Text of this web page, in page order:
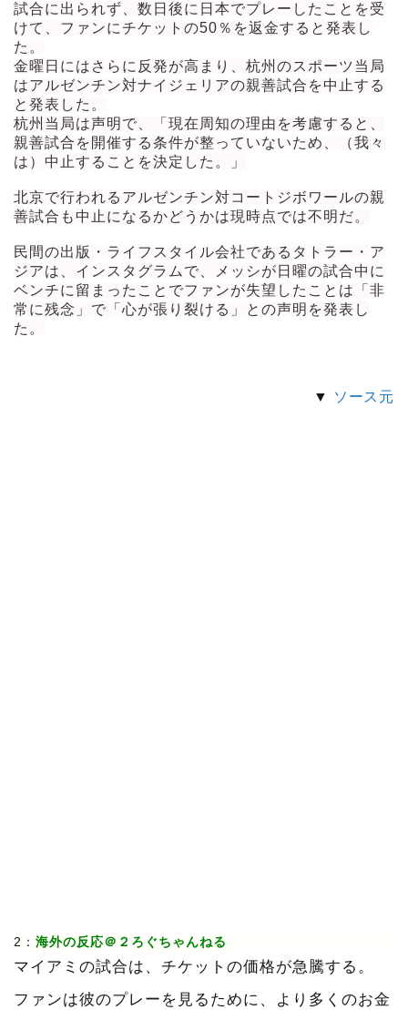
試合に出られず、数日後に日本でプレーしたことを受
けて、ファンにチケットの50％を返金すると発表し
た。
金曜日にはさらに反発が高まり、杭州のスポーツ当局
はアルゼンチン対ナイジェリアの親善試合を中止する
と発表した。
杭州当局は声明で、「現在周知の理由を考慮すると、
親善試合を開催する条件が整っていないため、（我々
は）中止することを決定した。」
北京で行われるアルゼンチン対コートジボワールの親
善試合も中止になるかどうかは現時点では不明だ。
民間の出版・ライフスタイル会社であるタトラー・ア
ジアは、インスタグラムで、メッシが日曜の試合中に
ベンチに留まったことでファンが失望したことは「非
常に残念」で「心が張り裂ける」との声明を発表し
た。
▼ ソース元
2： 海外の反応＠２ろぐちゃんねる
マイアミの試合は、チケットの価格が急騰する。
ファンは彼のプレーを見るために、より多くのお金